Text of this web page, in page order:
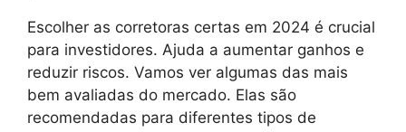
Escolher as corretoras certas em 2024 é crucial
para investidores. Ajuda a aumentar ganhos e
reduzir riscos. Vamos ver algumas das mais
bem avaliadas do mercado. Elas são
recomendadas para diferentes tipos de